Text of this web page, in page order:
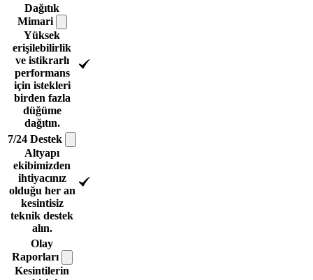
Dağıtık
Mimari
Yüksek
erişilebilirlik
ve istikrarlı
performans
için istekleri
birden fazla
düğüme
dağıtın.
7/24 Destek
Altyapı
ekibimizden
ihtiyacınız
olduğu her an
kesintisiz
teknik destek
alın.
Olay
Raporları
Kesintilerin